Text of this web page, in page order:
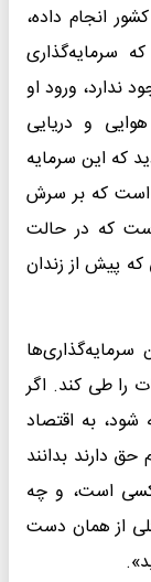
انجام داده،
سرمایه‌گذاری
ندارد، ورود او
و دریایی
که این سرمایه
است که بر سرش
که در حالت
پیش از زندان
را طی کند. اگر
شود، به اقتصاد
دارند بدانند
کسی است، و چه
از همان دست